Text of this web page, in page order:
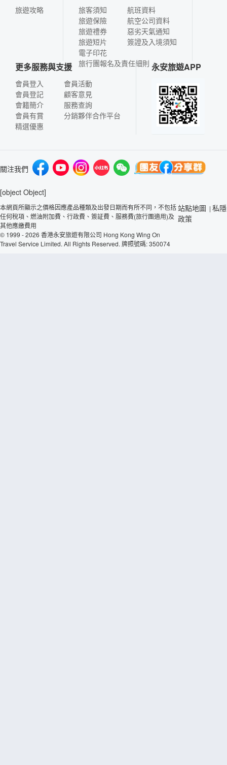
旅遊攻略
旅客須知
旅遊保險
旅遊禮券
旅遊短片
電子印花
航班資料
航空公司資料
惡劣天氣通知
簽證及入境須知
旅行團報名及責任細則
更多服務與支援
會員登入
會員登記
會籍簡介
會員有賞
精選優惠
會員活動
顧客意見
服務查詢
分銷夥伴合作平台
永安旅遊APP
關注我們
[object Object]
本網頁所顯示之價格因應產品種類及出發日期而有所不同，不包括
任何稅項、燃油附加費、行政費、簽証費、服務費(旅行團適用)及
其他應繳費用
© 1999 - 2026 香港永安旅遊有限公司 Hong Kong Wing On
Travel Service Limited. All Rights Reserved. 牌照號碼: 350074
站點地圖 | 私隱
政策